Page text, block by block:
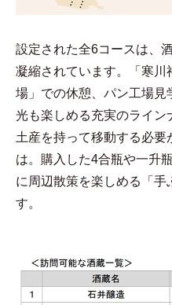
設定された全6コースは、
凝縮されています。「寒
場」での休憩、パン工場見
光も楽しめる充実のライン
土産を持って移動する必
は。購入した4合瓶や一升
に周辺散策を楽しめる「手
す。